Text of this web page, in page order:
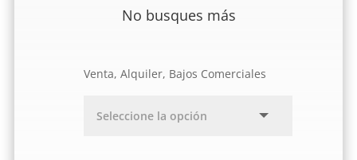
No busques más
Venta, Alquiler, Bajos Comerciales